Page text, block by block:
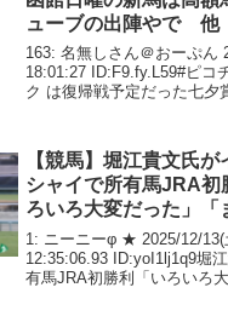
ューブの出陣やで 他
163: 名無しさん＠おーぷん
18:01:27 ID:F9.fy.L59#ピコ
ク は復帰戦予定だった七夕
【競馬】堀江貴文氏が
シャイで所有馬JRA初
ろいろ大変だった」「
ルダビスタ」 [ニ
1: ニーニーφ ★ 2025/12/13(
12:35:06.93 ID:yoI1lj1q9堀
有馬JRA初勝利「いろいろ大